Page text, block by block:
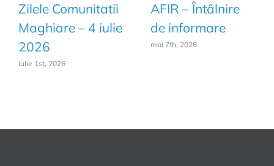
Zilele Comunitatii
Maghiare – 4 iulie
2026
iulie 1st, 2026
AFIR – Întâlnire
de informare
mai 7th, 2026